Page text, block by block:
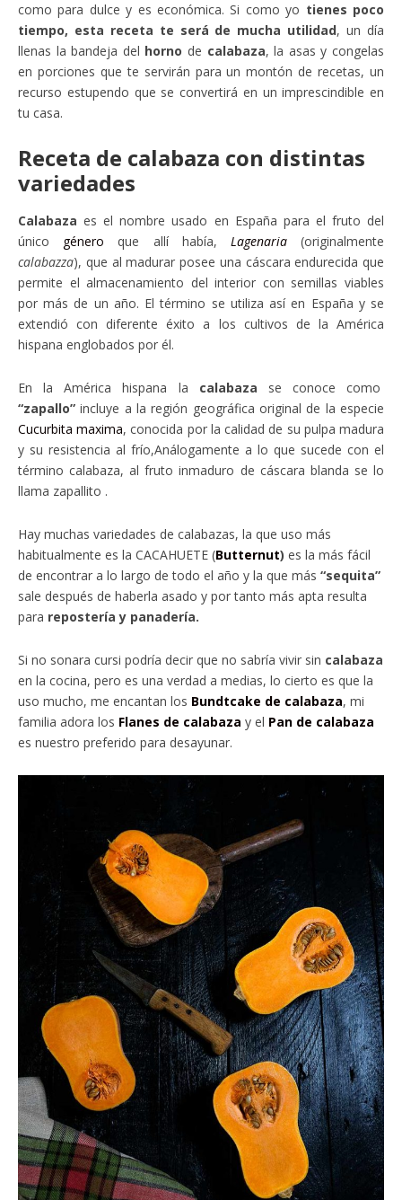
como para dulce y es económica. Si como yo tienes poco
tiempo, esta receta te será de mucha utilidad, un día
llenas la bandeja del horno de calabaza, la asas y congelas
en porciones que te servirán para un montón de recetas, un
recurso estupendo que se convertirá en un imprescindible en
tu casa.
Receta de calabaza con distintas
variedades
Calabaza es el nombre usado en España para el fruto del
único género que allí había, Lagenaria(originalmente
calabazza), que al madurar posee una cáscara endurecida que
permite el almacenamiento del interior con semillas viables
por más de un año. El término se utiliza así en España y se
extendió con diferente éxito a los cultivos de la América
hispana englobados por él.
En la América hispana la calabaza se conoce como
“zapallo” incluye a la región geográfica original de la especie
Cucurbita maxima, conocida por la calidad de su pulpa madura
y su resistencia al frío,Análogamente a lo que sucede con el
término calabaza, al fruto inmaduro de cáscara blanda se lo
llama zapallito .
Hay muchas variedades de calabazas, la que uso más
habitualmente es la CACAHUETE (Butternut) es la más fácil
de encontrar a lo largo de todo el año y la que más “sequita”
sale después de haberla asado y por tanto más apta resulta
para repostería y panadería.
Si no sonara cursi podría decir que no sabría vivir sin calabaza
en la cocina, pero es una verdad a medias, lo cierto es que la
uso mucho, me encantan los Bundtcake de calabaza, mi
familia adora los Flanes de calabaza y el Pan de calabaza
es nuestro preferido para desayunar.